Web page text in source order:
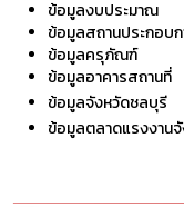
ประวัติวิทยาลัย
ข้อมูลบุคลากร
ข้อมูลนักเรียน นักศึกษา
ข้อมูลหลักสูตรการเรี
ข้อมูลงบประมาณ
ข้อมูลสถานประกอบ